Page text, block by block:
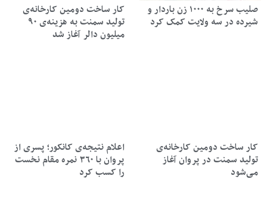
صلیب سرخ به ۱۰۰۰ زن باردار و
شیرده در سه ولایت کمک کرد
کار ساخت دومین کارخانه‌ی
تولید سمنت به هزینه‌ی ۹۰
میلیون دالر آغاز شد
کار ساخت دومین کارخانه‌ی
تولید سمنت در پروان آغاز
می‌شود
اعلام نتیجه‌ی کانکور؛ پسری از
پروان با ۳۶۰ نمره مقام نخست
را کسب کرد